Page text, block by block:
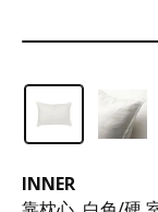
INNER